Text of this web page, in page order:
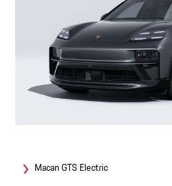
Macan GTS Electric